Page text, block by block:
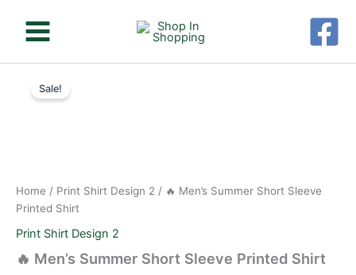
Sale!
Home / Print Shirt Design 2 / 🔥 Men’s Summer Short Sleeve
Printed Shirt
Print Shirt Design 2
🔥 Men’s Summer Short Sleeve Printed Shirt
Men’s
Summer